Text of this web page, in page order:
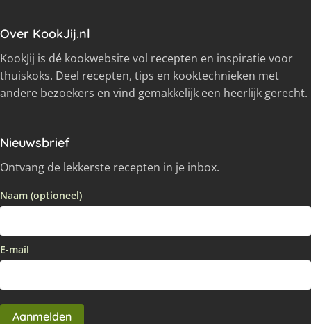
Over KookJij.nl
KookJij is dé kookwebsite vol recepten en inspiratie voor
thuiskoks. Deel recepten, tips en kooktechnieken met
andere bezoekers en vind gemakkelijk een heerlijk gerecht.
Nieuwsbrief
Ontvang de lekkerste recepten in je inbox.
Naam (optioneel)
E-mail
Aanmelden